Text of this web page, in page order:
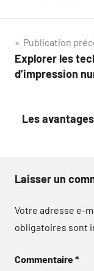
de
Publication
Explorer les
d’impression
Les
Laisser un
Votre adresse e-
obligatoires sont
Commentaire*